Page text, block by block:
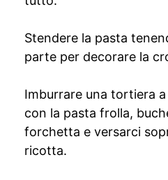
Stendere la pasta
parte per decorare la
Imburrare una tortiera
con la pasta frolla,
forchetta e versarci
ricotta.